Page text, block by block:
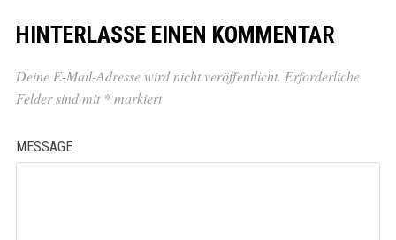
HINTERLASSE EINEN KOMMENTAR
Deine E-Mail-Adresse wird nicht veröffentlicht. Erforderliche
Felder sind mit *markiert
MESSAGE